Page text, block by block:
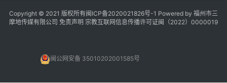
Copyright © 2021 版权所有闽ICP备2020021826号-1 Powered by 福州市三
摩地传媒有限公司 免责声明 宗教互联网信息传播许可证闽（2022）0000019
闽公网安备 35010202001585号